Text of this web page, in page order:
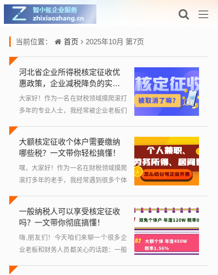
当前位置： 首页 2025年10月 第7页
河北省企业所得税核定征收优
惠政策，企业减税降负的实用
指南
大家好！作为一名在财税领域摸爬滚打
多年的专业人士，我经常被企业老板们
定征收优惠政策，这个话题听起来可能
有点...
大额核定征收个体户需要缴纳
哪些税？一文带你轻松搞懂！
嘿，大家好！作为一名在财税领域摸爬
滚打多年的老手，我经常遇到很多个体
些税啊？会不会很复杂？”别担心，今
天我就...
一般纳税人可以享受核定征收
吗？一文带你彻底搞懂！
嗨,朋友们！今天咱们来聊一个很多企
业老板和财务人员都关心的话题：一般